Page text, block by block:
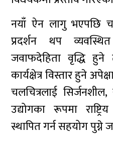
नयाँ ऐन लागु भएपछि
प्रदर्शन थप
जवाफदेहिता वृद्धि हुने
कार्यक्षेत्र विस्तार हुने
चलचित्रलाई
उद्योगका रूपमा
स्थापित गर्न सहयोग पुग्ने